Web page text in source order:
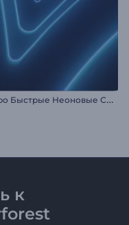
И
нтро Быстрые Неоновые Слои
к